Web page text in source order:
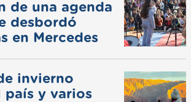
de una agenda
desbordó
en Mercedes
invierno
país y varios